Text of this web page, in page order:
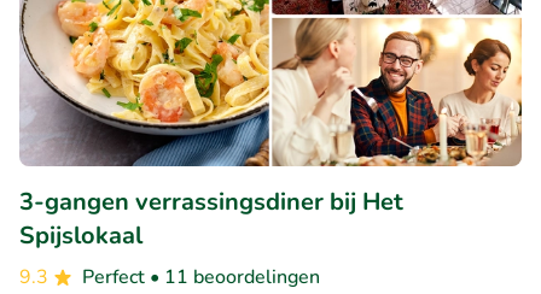
3-gangen verrassingsdiner bij Het
Spijslokaal
9.3 Perfect • 11 beoordelingen